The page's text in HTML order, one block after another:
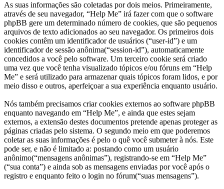
As suas informações são coletadas por dois meios. Primeiramente,
através de seu navegador, “Help Me” irá fazer com que o software
phpBB gere um determinado número de cookies, que são pequenos
arquivos de texto adicionados ao seu navegador. Os primeiros dois
cookies contêm um identificador de usuários (“user-id”) e um
identificador de sessão anônima(“session-id”), automaticamente
concedidos a você pelo software. Um terceiro cookie será criado
uma vez que você tenha visualizado tópicos e/ou fóruns em “Help
Me” e será utilizado para armazenar quais tópicos foram lidos, e por
meio disso e outros, aperfeiçoar a sua experiência enquanto usuário.
Nós também precisamos criar cookies externos ao software phpBB
enquanto navegando em “Help Me”, e ainda que estes sejam
externos, a extensão destes documentos pretende apenas proteger as
páginas criadas pelo sistema. O segundo meio em que poderemos
coletar as suas informações é pelo o quê você submeter à nós. Este
pode ser, e não é limitado a: postando como um usuário
anônimo(“mensagens anônimas”), registrando-se em “Help Me”
(“sua conta”) e ainda sob as mensagens enviadas por você após o
registro e enquanto feito o login no fórum(“suas mensagens”).